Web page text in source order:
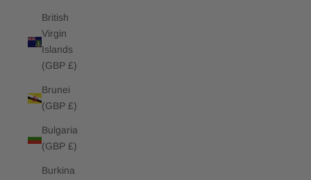
British
Virgin
Islands
(GBP £)
Brunei
(GBP £)
Bulgaria
(GBP £)
Burkina